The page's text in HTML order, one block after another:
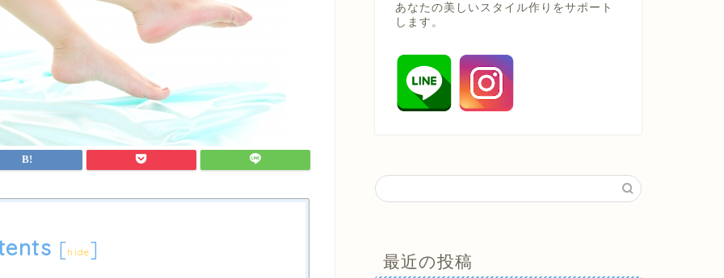
[hide]
あなたの美しいスタイル作りをサポート
します。
最近の投稿